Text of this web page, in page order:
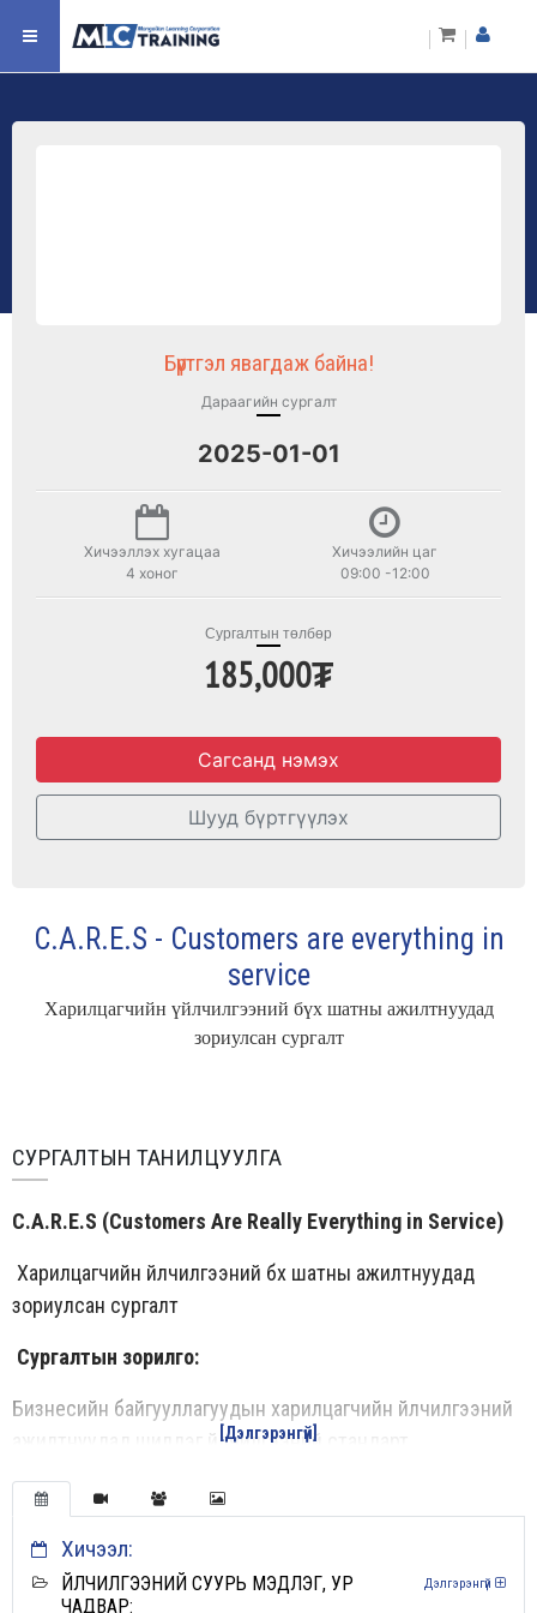
Бүртгэл явагдаж байна!
Дараагийн сургалт
2025-01-01
Хичээллэх хугацаа
4 хоног
Хичээлийн цаг
09:00 -12:00
Сургалтын төлбөр
185,000₮
Сагсанд нэмэх
Шууд бүртгүүлэх
C.A.R.E.S - Customers are everything in
service
Харилцагчийн үйлчилгээний бүх шатны ажилтнуудад
зориулсан сургалт
СУРГАЛТЫН ТАНИЛЦУУЛГА
C.A.R.E.S (Customers Are Really Everything in Service)
Харилцагчийн үйлчилгээний бүх шатны ажилтнуудад
зориулсан сургалт
Сургалтын зорилго:
Бизнесийн байгууллагуудын харилцагчийн үйлчилгээний
ажилтнуудад шилдэг үйлчилгээний стандарт,
Сургалтын онцлог
Олон улсад хэрэгждэг үйлчилгээний стандартаар
[Дэлгэрэнгүй]
Хичээл:
ҮЙЛЧИЛГЭЭНИЙ СУУРЬ МЭДЛЭГ, УР
ЧАДВАР:
Дэлгэрэнгүй